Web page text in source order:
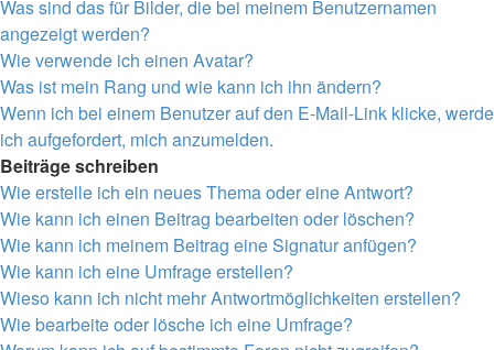
Was sind das für Bilder, die bei meinem Benutzernamen
angezeigt werden?
Wie verwende ich einen Avatar?
Was ist mein Rang und wie kann ich ihn ändern?
Wenn ich bei einem Benutzer auf den E-Mail-Link klicke, werde
ich aufgefordert, mich anzumelden.
Beiträge schreiben
Wie erstelle ich ein neues Thema oder eine Antwort?
Wie kann ich einen Beitrag bearbeiten oder löschen?
Wie kann ich meinem Beitrag eine Signatur anfügen?
Wie kann ich eine Umfrage erstellen?
Wieso kann ich nicht mehr Antwortmöglichkeiten erstellen?
Wie bearbeite oder lösche ich eine Umfrage?